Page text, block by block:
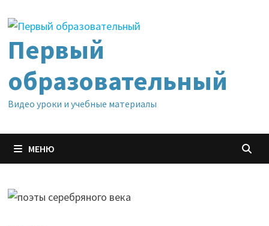
содержимому
Первый
образовательный
Видео уроки и учебные материалы
МЕНЮ